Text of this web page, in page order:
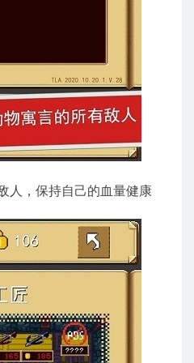
人，保持自己的血量健康